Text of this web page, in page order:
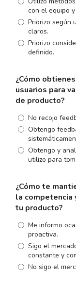
con el equipo
Priorizo según
claros.
Priorizo
definido.
¿Cómo
usuarios para
de producto?
No recojo
Obtengo
Obtengo y
utilizo para
¿Cómo te
la competencia
tu producto?
Me informo
proactiva.
Sigo el
constante y
No sigo el